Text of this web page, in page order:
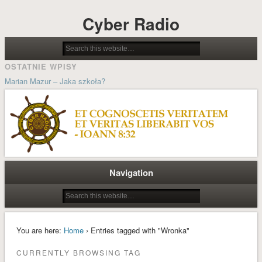
Cyber Radio
OSTATNIE WPISY
Marian Mazur – Jaka szkoła?
Jolanta Wilsz – Możliwości stwarzane przez psychocybernetykę w
procesach pedagogicznych
Ludzie cybernetyki – Grzegorz Dorobek wspomina Docenta Józefa
Kosseckiego
Historia systemu sterowania kościoła katolickiego
Wielkanoc A.D. MMXIX
październik 2021
styczeń 2021
Navigation
You are here: Home› Entries tagged with "Wronka"
CURRENTLY BROWSING TAG